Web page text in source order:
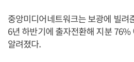
중앙미디어네트워크는 보광에 빌려
6년 하반기에 출자전환해 지분
알려졌다.